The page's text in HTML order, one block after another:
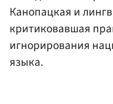
Канопацкая и
критиковавшая
игнорирования
языка.